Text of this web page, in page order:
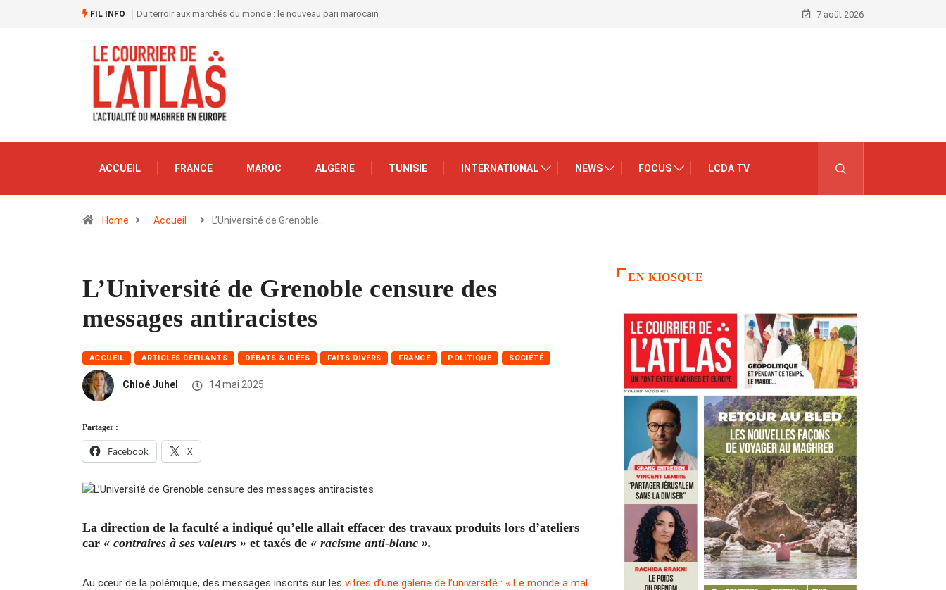
FIL INFO Du terroir aux marchés du monde : le nouveau pari marocain 7 août 2026
ACCUEIL FRANCE MAROC ALGÉRIE TUNISIE INTERNATIONAL NEWS FOCUS LCDA TV
Home Accueil L’Université de Grenoble…
L’Université de Grenoble censure des
messages antiracistes
ACCUEIL ARTICLES DÉFILANTS DÉBATS & IDÉES FAITS DIVERS FRANCE POLITIQUE SOCIÉTÉ
Chloé Juhel 14 mai 2025
Partager :
Facebook X
La direction de la faculté a indiqué qu’elle allait effacer des travaux produits lors d’ateliers
car « contraires à ses valeurs » et taxés de « racisme anti-blanc ».
Au cœur de la polémique, des messages inscrits sur les vitres d’une galerie de l’université : « Le monde a mal.
EN KIOSQUE